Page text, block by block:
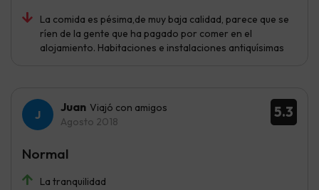
La comida es pésima,de muy baja calidad, parece que se
ríen de la gente que ha pagado por comer en el
alojamiento. Habitaciones e instalaciones antiquísimas
5.3
Juan Viajó con amigos
Agosto 2018
La tranquilidad
Normal